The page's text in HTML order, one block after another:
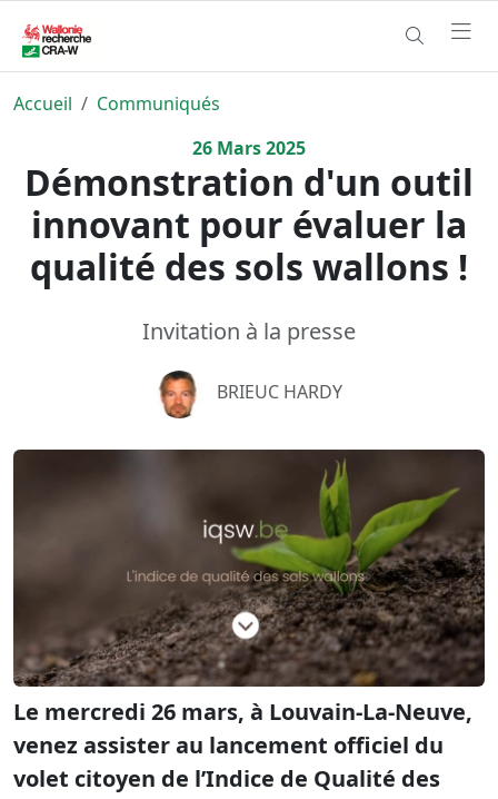
Accueil
Communiqués
26 Mars2025
Démonstration d'un outil
innovant pour évaluer la
qualité des sols wallons !
Invitation à la presse
BRIEUC HARDY
Le mercredi 26 mars, à Louvain-La-Neuve,
venez assister au lancement officiel du
volet citoyen de l’Indice de Qualité des